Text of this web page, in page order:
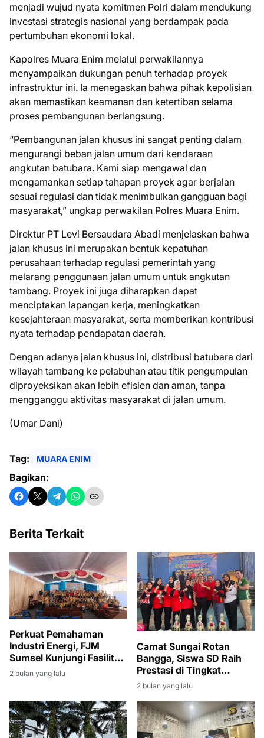
menjadi wujud nyata komitmen Polri dalam mendukung
investasi strategis nasional yang berdampak pada
pertumbuhan ekonomi lokal.
Kapolres Muara Enim melalui perwakilannya
menyampaikan dukungan penuh terhadap proyek
infrastruktur ini. Ia menegaskan bahwa pihak kepolisian
akan memastikan keamanan dan ketertiban selama
proses pembangunan berlangsung.
“Pembangunan jalan khusus ini sangat penting dalam
mengurangi beban jalan umum dari kendaraan
angkutan batubara. Kami siap mengawal dan
mengamankan setiap tahapan proyek agar berjalan
sesuai regulasi dan tidak menimbulkan gangguan bagi
masyarakat,” ungkap perwakilan Polres Muara Enim.
Direktur PT Levi Bersaudara Abadi menjelaskan bahwa
jalan khusus ini merupakan bentuk kepatuhan
perusahaan terhadap regulasi pemerintah yang
melarang penggunaan jalan umum untuk angkutan
tambang. Proyek ini juga diharapkan dapat
menciptakan lapangan kerja, meningkatkan
kesejahteraan masyarakat, serta memberikan kontribusi
nyata terhadap pendapatan daerah.
Dengan adanya jalan khusus ini, distribusi batubara dari
wilayah tambang ke pelabuhan atau titik pengumpulan
diproyeksikan akan lebih efisien dan aman, tanpa
mengganggu aktivitas masyarakat di jalan umum.
(Umar Dani)
Tag: MUARA ENIM
Bagikan:
Berita Terkait
Perkuat Pemahaman
Industri Energi, FJM
Sumsel Kunjungi Fasilitas
Produksi Migas di Muara
2 bulan yang lalu
Camat Sungai Rotan
Bangga, Siswa SD Raih
Prestasi di Tingkat
Kabupaten
2 bulan yang lalu